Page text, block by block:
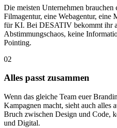
Die meisten Unternehmen brauchen
Filmagentur, eine Webagentur, eine
für KI. Bei DESATIV bekommt ihr
Abstimmungschaos, keine
Pointing.
02
Alles passt zusammen
Wenn das gleiche Team euer
Kampagnen macht, sieht auch alles
Bruch zwischen Design und Code,
und Digital.